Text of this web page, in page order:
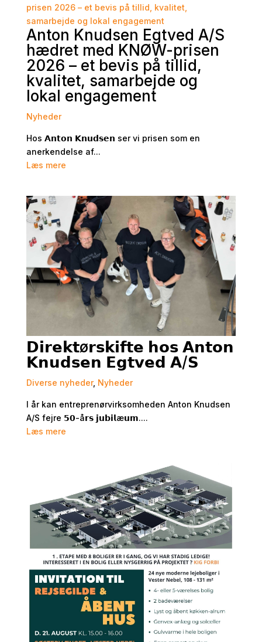
Anton Knudsen Egtved A/S
hædret med KNØW-prisen
2026 – et bevis på tillid,
kvalitet, samarbejde og
lokal engagement
Nyheder
Hos 𝗔𝗻𝘁𝗼𝗻 𝗞𝗻𝘂𝗱𝘀𝗲𝗻 ser vi prisen som en
anerkendelse af...
Læs mere
𝗗𝗶𝗿𝗲𝗸𝘁ø𝗿𝘀𝗸𝗶𝗳𝘁𝗲 𝗵𝗼𝘀 𝗔𝗻𝘁𝗼𝗻
𝗞𝗻𝘂𝗱𝘀𝗲𝗻 𝗘𝗴𝘁𝘃𝗲𝗱 𝗔/𝗦
Diverse nyheder, Nyheder
I år kan entreprenørvirksomheden Anton Knudsen
A/S fejre 𝟱𝟬-å𝗿𝘀 𝗷𝘂𝗯𝗶𝗹æ𝘂𝗺....
Læs mere